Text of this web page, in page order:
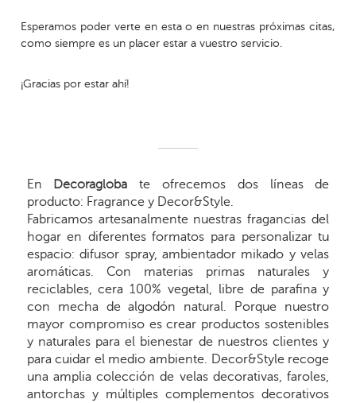
Esperamos poder verte en esta o en nuestras próximas citas,
como siempre es un placer estar a vuestro servicio.
¡Gracias por estar ahí!
En Decoragloba te ofrecemos dos líneas de
producto: Fragrance y Decor&Style.
Fabricamos artesanalmente nuestras fragancias del
hogar en diferentes formatos para personalizar tu
espacio: difusor spray, ambientador mikado y velas
aromáticas. Con materias primas naturales y
reciclables, cera 100% vegetal, libre de parafina y
con mecha de algodón natural. Porque nuestro
mayor compromiso es crear productos sostenibles
y naturales para el bienestar de nuestros clientes y
para cuidar el medio ambiente. Decor&Style recoge
una amplia colección de velas decorativas, faroles,
antorchas y múltiples complementos decorativos